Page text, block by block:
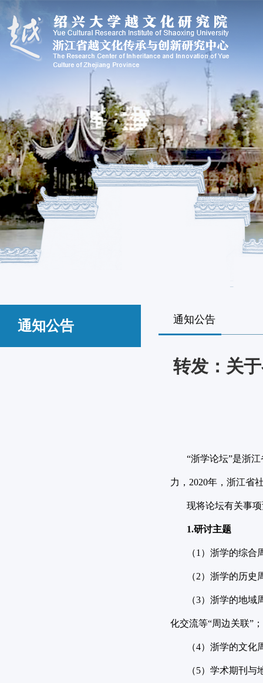
通知公告 通知公告
转发：关
“浙学论坛”是浙江
力，2020年，浙江省
现将论坛有关事项
1.研讨主题
（1）浙学的综合周
（2）浙学的历史周
（3）浙学的地域周
化交流等“周边关联”；
（4）浙学的文化周
（5）学术期刊与地